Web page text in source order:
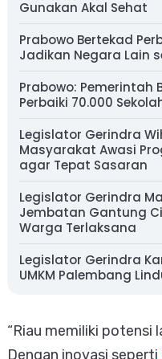
Gunakan Akal Sehat
Prabowo Bertekad
Jadikan Negara Lain
Prabowo: Pemerintah
Perbaiki 70.000
Legislator Gerindra
Masyarakat Awasi
agar Tepat Sasaran
Legislator Gerindra
Jembatan Gantung
Warga Terlaksana
Legislator Gerindra
UMKM Palembang
“Riau memiliki potensi
Dengan inovasi seperti